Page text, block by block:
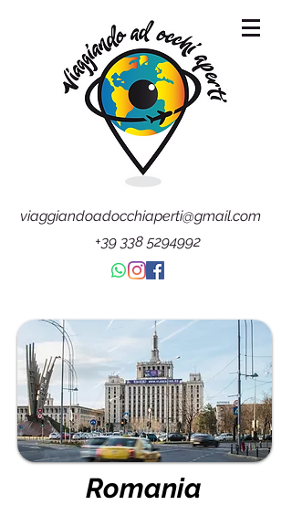
viaggiandoadocchiaperti@gmail.com
+39 338 5294992
Romania